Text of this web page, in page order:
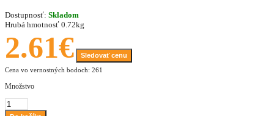
Dostupnosť: Skladom
Hrubá hmotnosť 0.72kg
2.61€
Sledovať cenu
Cena vo vernostných bodoch: 261
Množstvo